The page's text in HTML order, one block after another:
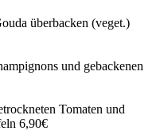
überbacken (veget.)
und gebackenen
Tomaten und
6,90€